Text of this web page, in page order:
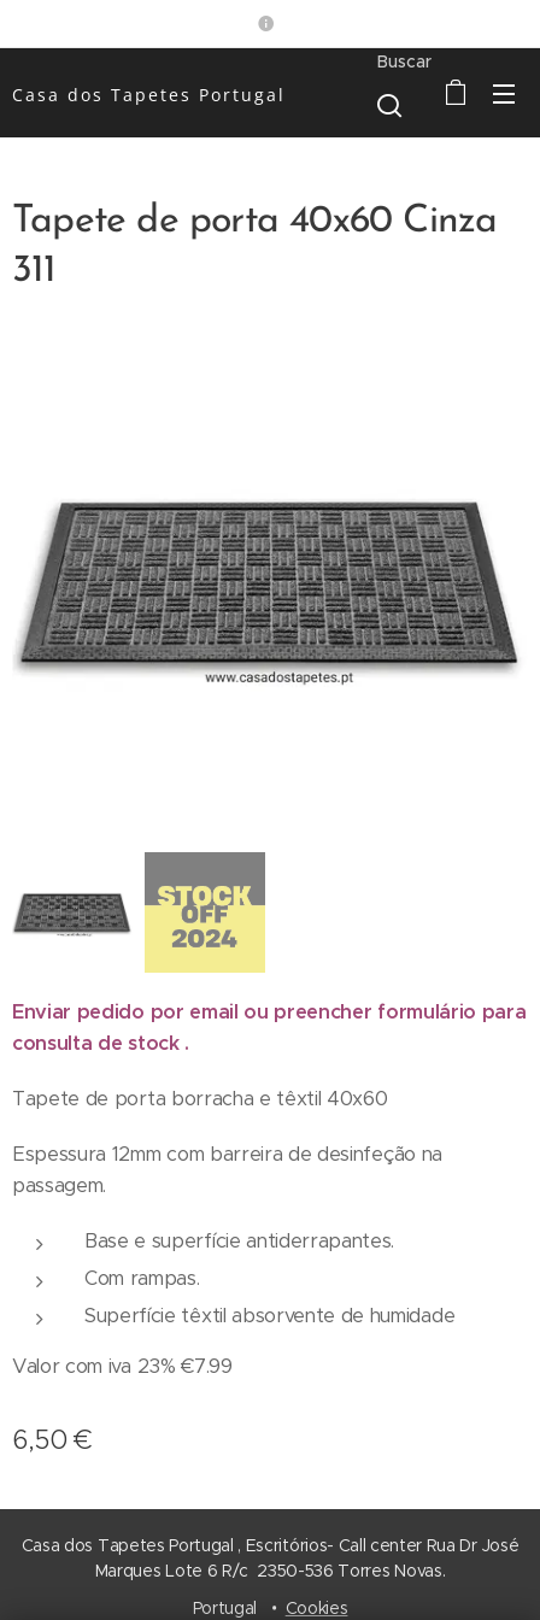
Casa dos Tapetes Portugal
Buscar
Tapete de porta 40x60 Cinza
311
Enviar pedido por email ou preencher formulário para
consulta de stock .
Tapete de porta borracha e têxtil 40x60
Espessura 12mm com barreira de desinfeção na
passagem.
Base e superfície antiderrapantes.
Com rampas.
Superfície têxtil absorvente de humidade
Valor com iva 23% €7.99
6,50 €
Casa dos Tapetes Portugal , Escritórios- Call center Rua Dr José
Marques Lote 6 R/c 2350-536 Torres Novas.
Portugal
Cookies